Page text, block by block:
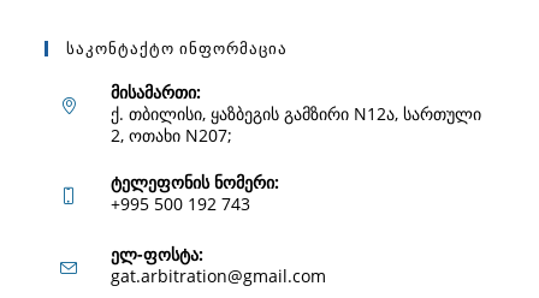
Საკონტაქტო Ინფორმაცია
მისამართი:
ქ. თბილისი, ყაზბეგის გამზირი N12ა, სართული
2, ოთახი N207;
ტელეფონის ნომერი:
+995 500 192 743
in
ელ-ფოსტა:
gat.arbitration@gmail.com